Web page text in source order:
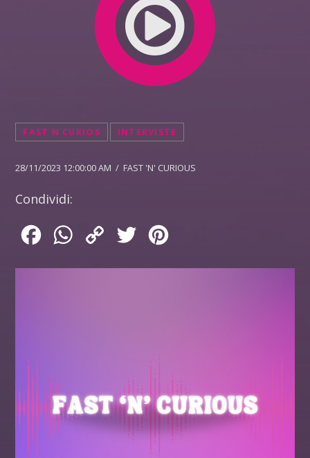
FAST N CURIOS INTERVISTE
28/11/2023 12:00:00 AM / FAST 'N' CURIOUS
Condividi:
FacebookWhatsApp
Copy
Twitter